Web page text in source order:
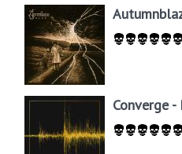
Converge